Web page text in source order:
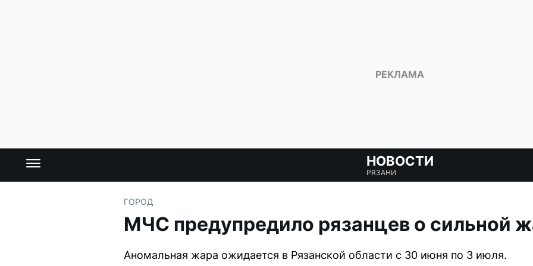
НОВОСТИ
РЯЗАНИ
ГОРОД
МЧС предупредило рязанцев о сильной
Аномальная жара ожидается в Рязанской области с 30 июня по 3 июля.